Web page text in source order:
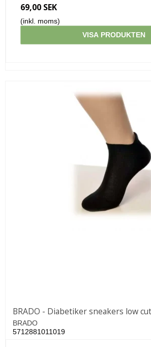
69,00 SEK
(inkl. moms)
VISA PRODUKTEN
BRADO - Diabetiker sneakers low
BRADO
5712881011019